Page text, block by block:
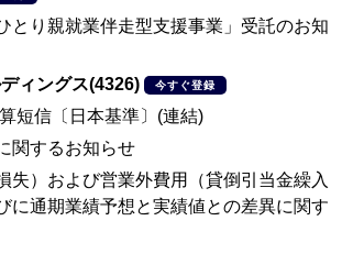
とり親就業伴走型支援事業」受託のお知
ィングス(4326)
今すぐ登録
短信〔日本基準〕(連結)
関するお知らせ
失）および営業外費用（貸倒引当金繰入
に通期業績予想と実績値との差異に関す